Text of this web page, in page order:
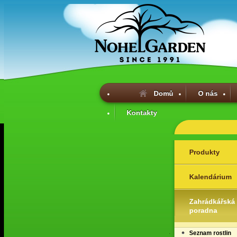
Domů O nás
Kontakty
Produkty
Kalendárium
Zahrádkářská
poradna
Seznam rostlin